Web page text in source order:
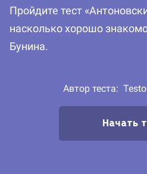
Пройдите тест
насколько хорошо
Бунина.
Автор теста:
Начать